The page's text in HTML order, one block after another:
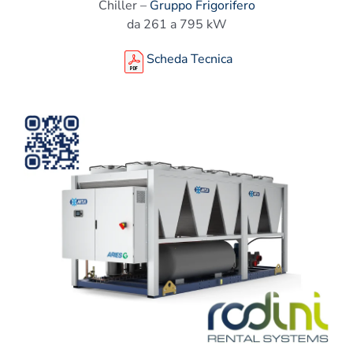
Chiller – Gruppo Frigorifero
da 261 a 795 kW
Scheda Tecnica